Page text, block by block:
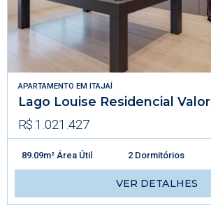
APARTAMENTO EM ITAJAÍ
Lago Louise Residencial Valor
R$ 1.021.427
89.09m² Área Útil 2 Dormitórios
VER DETALHES